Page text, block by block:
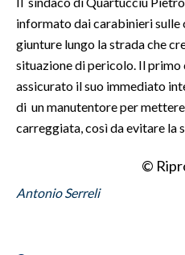
NECROLOGI
PUBBLICITÀ
SPIAGGE
informato dai carabinieri sulle
giunture lungo la strada che
situazione di pericolo. Il primo
assicurato il suo immediato
di un manutentore per
carreggiata, così da evitare la
©
Antonio Serreli